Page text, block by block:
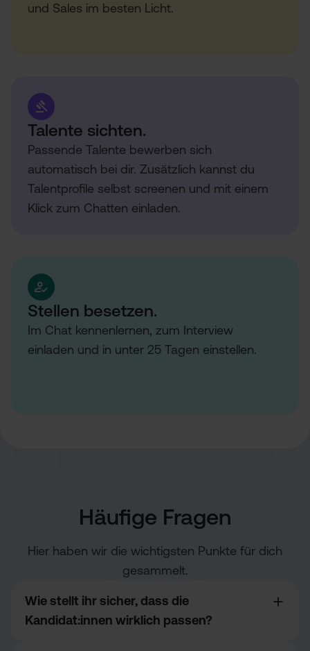
und Sales im besten Licht.
Talente sichten.
Passende Talente bewerben sich
automatisch bei dir. Zusätzlich kannst du
Talentprofile selbst screenen und mit einem
Klick zum Chatten einladen.
Stellen besetzen.
Im Chat kennenlernen, zum Interview
einladen und in unter 25 Tagen einstellen.
Häufige Fragen
Hier haben wir die wichtigsten Punkte für dich
gesammelt.
Wie stellt ihr sicher, dass die
Kandidat:innen wirklich passen?